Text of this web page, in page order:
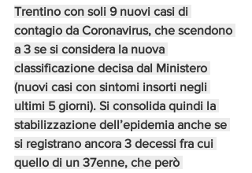
Trentino con soli 9 nuovi casi di
contagio da Coronavirus, che scendono
a 3 se si considera la nuova
classificazione decisa dal Ministero
(nuovi casi con sintomi insorti negli
ultimi 5 giorni). Si consolida quindi la
stabilizzazione dell’epidemia anche se
si registrano ancora 3 decessi fra cui
quello di un 37enne, che però